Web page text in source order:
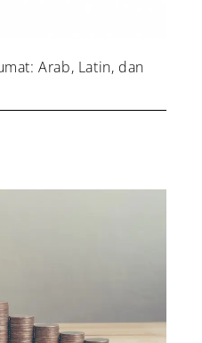
Arab, Latin, dan